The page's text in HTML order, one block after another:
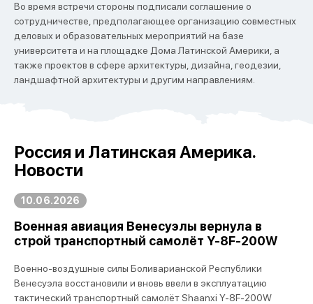
Во время встречи стороны подписали соглашение о
сотрудничестве, предполагающее организацию совместных
деловых и образовательных мероприятий на базе
университета и на площадке Дома Латинской Америки, а
также проектов в сфере архитектуры, дизайна, геодезии,
ландшафтной архитектуры и другим направлениям.
Россия и Латинская Америка.
Новости
10.06.2026
Военная авиация Венесуэлы вернула в
строй транспортный самолёт Y-8F-200W
Военно-воздушные силы Боливарианской Республики
Венесуэла восстановили и вновь ввели в эксплуатацию
тактический транспортный самолёт Shaanxi Y-8F-200W